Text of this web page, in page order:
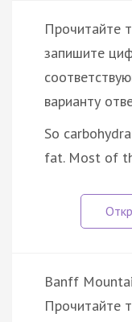
Прочитайте
запишите
варианту
So
fat. Most of
Banff
Прочитайте